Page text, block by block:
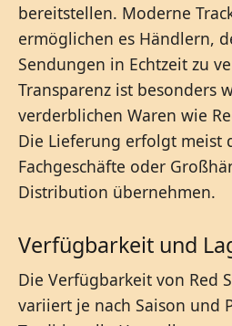
bereitstellen. Moderne
ermöglichen es Händlern,
Sendungen in Echtzeit zu
Transparenz ist besonders
verderblichen Waren wie
Die Lieferung erfolgt meist
Fachgeschäfte oder
Distribution übernehmen.
Verfügbarkeit und
Die Verfügbarkeit von Red
variiert je nach Saison und